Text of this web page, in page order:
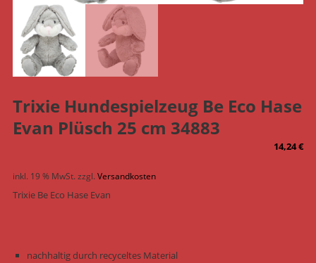
Trixie Hundespielzeug Be Eco Hase
Evan Plüsch 25 cm 34883
14,24€
inkl. 19 % MwSt.zzgl.Versandkosten
Trixie Be Eco Hase Evan
nachhaltig durch recyceltes Material